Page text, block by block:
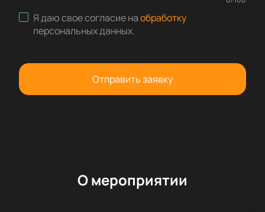
Я даю свое согласие наобработку
персональных данных.
Отправить заявку
О мероприятии